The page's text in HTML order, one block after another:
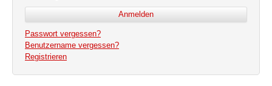
Passwort vergessen?
Benutzername vergessen?
Registrieren